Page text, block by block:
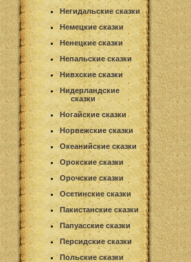
Негидальские сказки
Немецкие сказки
Ненецкие сказки
Непальские сказки
Нивхские сказки
Нидерландские
сказки
Ногайские сказки
Норвежские сказки
Океанийские сказки
Орокские сказки
Орочские сказки
Осетинские сказки
Пакистанские сказки
Папуасские сказки
Персидские сказки
Польские сказки